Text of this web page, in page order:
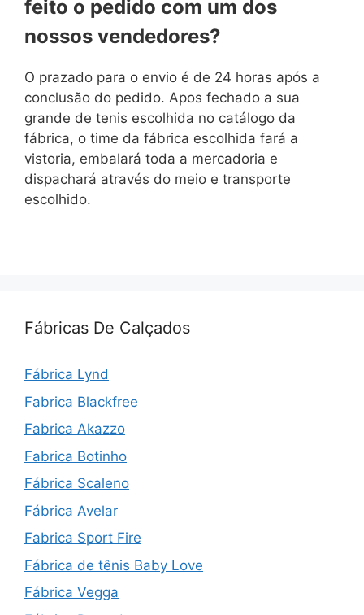
feito o pedido com um dos
nossos vendedores?
O prazado para o envio é de 24 horas após a
conclusão do pedido. Apos fechado a sua
grande de tenis escolhida no catálogo da
fábrica, o time da fábrica escolhida fará a
vistoria, embalará toda a mercadoria e
dispachará através do meio e transporte
escolhido.
Fábricas De Calçados
Fábrica Lynd
Fabrica Blackfree
Fabrica Akazzo
Fabrica Botinho
Fábrica Scaleno
Fábrica Avelar
Fabrica Sport Fire
Fábrica de tênis Baby Love
Fábrica Vegga